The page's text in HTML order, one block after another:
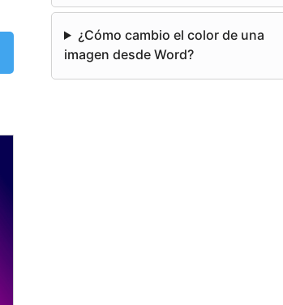
¿Cómo cambio el color de una
imagen desde Word?